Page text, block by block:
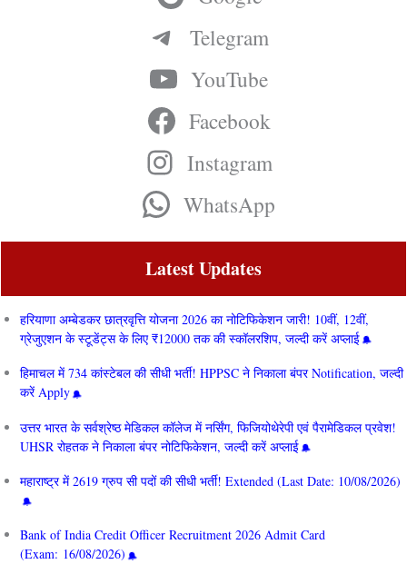
Telegram
YouTube
Facebook
Instagram
WhatsApp
Latest Updates
हरियाणा अम्बेडकर छात्रवृत्ति योजना 2026 का नोटिफिकेशन जारी! 10वीं, 12वीं,
ग्रेजुएशन के स्टूडेंट्स के लिए ₹12000 तक की स्कॉलरशिप, जल्दी करें अप्लाई
हिमाचल में 734 कांस्टेबल की सीधी भर्ती! HPPSC ने निकाला बंपर Notification, जल्दी
करें Apply
उत्तर भारत के सर्वश्रेष्ठ मेडिकल कॉलेज में नर्सिंग, फिजियोथेरेपी एवं पैरामेडिकल प्रवेश!
UHSR रोहतक ने निकाला बंपर नोटिफिकेशन, जल्दी करें अप्लाई
महाराष्ट्र में 2619 ग्रुप सी पदों की सीधी भर्ती! Extended (Last Date: 10/08/2026)
Bank of India Credit Officer Recruitment 2026 Admit Card
(Exam: 16/08/2026)